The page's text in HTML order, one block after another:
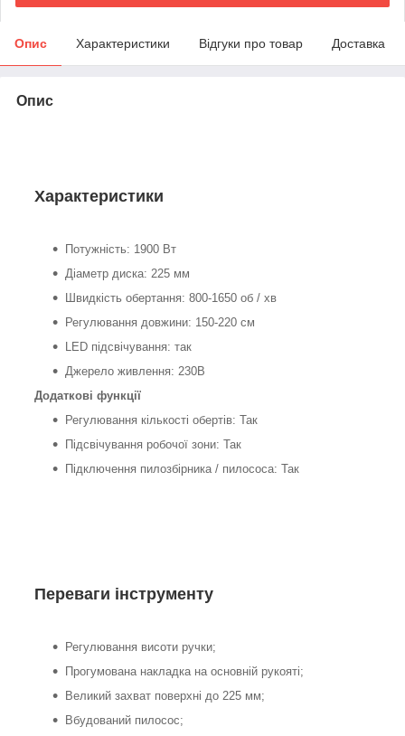
Опис Характеристики Відгуки про товар Доставка
Опис
Характеристики
Потужність: 1900 Вт
Діаметр диска: 225 мм
Швидкість обертання: 800-1650 об / хв
Регулювання довжини: 150-220 см
LED підсвічування: так
Джерело живлення: 230В
Додаткові функції
Регулювання кількості обертів: Так
Підсвічування робочої зони: Так
Підключення пилозбірника / пилососа: Так
Переваги інструменту
Регулювання висоти ручки;
Прогумована накладка на основній рукояті;
Великий захват поверхні до 225 мм;
Вбудований пилосос;